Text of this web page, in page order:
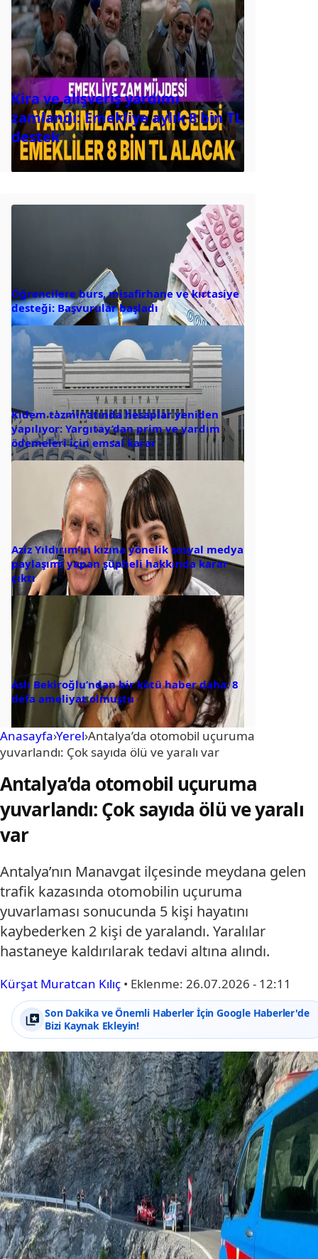
Kira ve alışveriş yardımı
zamlandı: Emekliye aylık 8 bin TL
destek
Öğrencilere burs, misafirhane ve kırtasiye
desteği: Başvurular başladı
Kıdem tazminatında hesaplar yeniden
yapılıyor: Yargıtay’dan prim ve yardım
ödemeleri için emsal karar
Aziz Yıldırım’ın kızına yönelik sosyal medya
paylaşımı yapan şüpheli hakkında karar
çıktı
Aslı Bekiroğlu’ndan bir kötü haber daha: 8
defa ameliyat olmuştu
Anasayfa›Yerel›Antalya’da otomobil uçuruma
yuvarlandı: Çok sayıda ölü ve yaralı var
Antalya’da otomobil uçuruma
yuvarlandı: Çok sayıda ölü ve yaralı
var
Antalya’nın Manavgat ilçesinde meydana gelen
trafik kazasında otomobilin uçuruma
yuvarlaması sonucunda 5 kişi hayatını
kaybederken 2 kişi de yaralandı. Yaralılar
hastaneye kaldırılarak tedavi altına alındı.
Kürşat Muratcan Kılıç • Eklenme: 26.07.2026 - 12:11
Son Dakika ve Önemli Haberler İçin Google Haberler'de
Bizi Kaynak Ekleyin!